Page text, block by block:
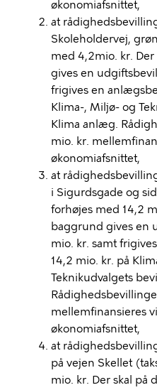
økonomiafsnittet,
at
Skoleholdervej,
med 4,2mio. kr.
gives en
frigives en
Klima-, Miljø- og
Klima anlæg.
mio. kr.
økonomiafsnittet,
at
i Sigurdsgade og
forhøjes med 14,2
baggrund gives en
mio. kr. samt
14,2 mio. kr. på
Teknikudvalgets
mellemfinansieres
økonomiafsnittet,
at
på vejen Skellet
mio. kr. Der skal på